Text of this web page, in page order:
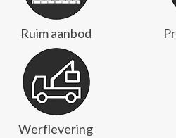
Ruim aanbod
Werflevering